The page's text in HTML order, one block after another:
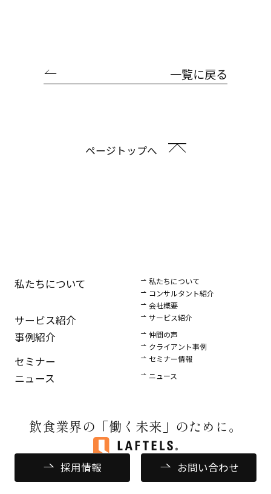
一覧に戻る
ページトップへ
飲食業界の 「働く未来」のために。
私たちについて
私たちについて
コンサルタント紹介
会社概要
サービス紹介 サービス紹介
事例紹介
仲間の声
クライアント事例
セミナー セミナー情報
ニュース ニュース
採用情報 お問い合わせ